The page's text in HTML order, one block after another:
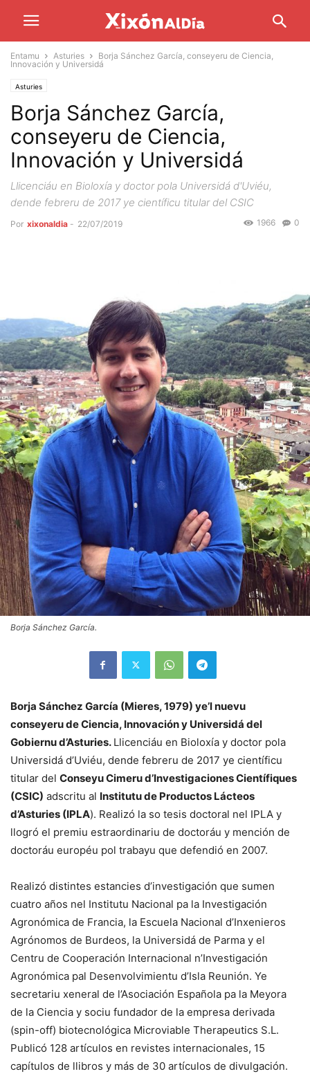
Entamu Asturies
Borja Sánchez García, conseyeru de Ciencia,
Innovación y Universidá
Asturies
Borja Sánchez García,
conseyeru de Ciencia,
Innovación y Universidá
Llicenciáu en Bioloxía y doctor pola Universidá d'Uviéu,
dende febreru de 2017 ye científicu titular del CSIC
Por xixonaldia - 22/07/2019 0
1966
Borja Sánchez García.
Borja Sánchez García (Mieres, 1979) ye’l nuevu
conseyeru de Ciencia, Innovación y Universidá del
Gobiernu d’Asturies. Llicenciáu en Bioloxía y doctor pola
Universidá d’Uviéu, dende febreru de 2017 ye científicu
titular del Conseyu Cimeru d’Investigaciones Científiques
(CSIC) adscritu al Institutu de Productos Lácteos
d’Asturies (IPLA). Realizó la so tesis doctoral nel IPLA y
llogró el premiu estraordinariu de doctoráu y mención de
doctoráu européu pol trabayu que defendió en 2007.
Realizó distintes estancies d’investigación que sumen
cuatro años nel Institutu Nacional pa la Investigación
Agronómica de Francia, la Escuela Nacional d’Inxenieros
Agrónomos de Burdeos, la Universidá de Parma y el
Centru de Cooperación Internacional n’Investigación
Agronómica pal Desenvolvimientu d’Isla Reunión. Ye
secretariu xeneral de l’Asociación Española pa la Meyora
de la Ciencia y sociu fundador de la empresa derivada
(spin-off) biotecnológica Microviable Therapeutics S.L.
Publicó 128 artículos en revistes internacionales, 15
capítulos de llibros y más de 30 artículos de divulgación.